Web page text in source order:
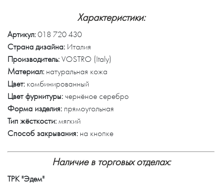
Характеристики:
Артикул: 018 720 430
Страна дизайна: Италия
Производитель: VOSTRO (Italy)
Материал: натуральная кожа
Цвет: комбинированный
Цвет фурнитуры: чернёное серебро
Форма изделия: прямоугольная
Тип жёсткости: мягкий
Способ закрывания: на кнопке
Наличие в торговых отделах:
ТРК "Эдем"